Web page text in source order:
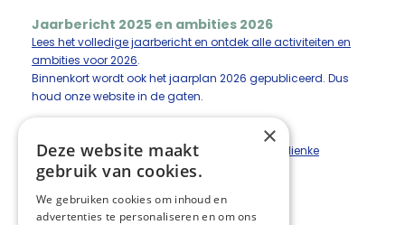
Jaarbericht 2025 en ambities 2026
Lees het volledige jaarbericht en ontdek alle activiteiten en
ambities voor 2026.
Binnenkort wordt ook het jaarplan 2026 gepubliceerd. Dus
houd onze website in de gaten.
Wil je meer weten? Neem dan contact op met
Nienke
Goemaatof Ineke van Laar.
Deel deze pagina:
×
Deze website maakt
gebruik van cookies.
We gebruiken cookies om inhoud en
advertenties te personaliseren en om ons